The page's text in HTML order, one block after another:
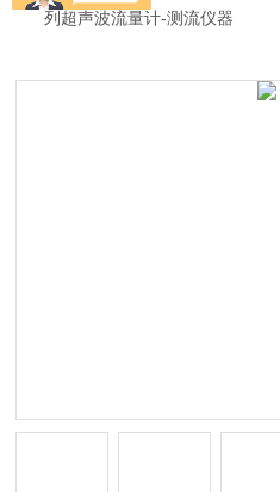
列超声波流量计-测流仪器